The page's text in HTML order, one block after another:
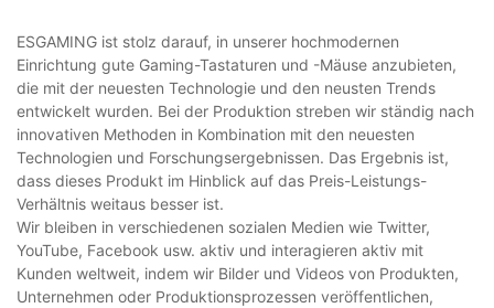
ESGAMING ist stolz darauf, in unserer hochmodernen
Einrichtung gute Gaming-Tastaturen und -Mäuse anzubieten,
die mit der neuesten Technologie und den neusten Trends
entwickelt wurden. Bei der Produktion streben wir ständig nach
innovativen Methoden in Kombination mit den neuesten
Technologien und Forschungsergebnissen. Das Ergebnis ist,
dass dieses Produkt im Hinblick auf das Preis-Leistungs-
Verhältnis weitaus besser ist.
Wir bleiben in verschiedenen sozialen Medien wie Twitter,
YouTube, Facebook usw. aktiv und interagieren aktiv mit
Kunden weltweit, indem wir Bilder und Videos von Produkten,
Unternehmen oder Produktionsprozessen veröffentlichen,